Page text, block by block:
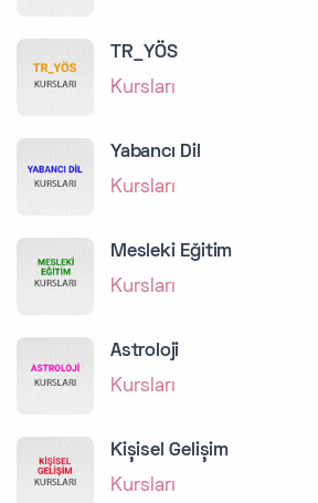
TR_YÖS
Kursları
Yabancı Dil
Kursları
Mesleki Eğitim
Kursları
Astroloji
Kursları
Kişisel Gelişim
Kursları